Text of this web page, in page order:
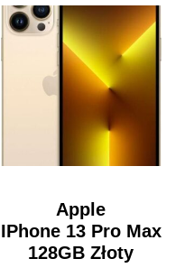
Apple
IPhone 13 Pro Max
128GB Złoty